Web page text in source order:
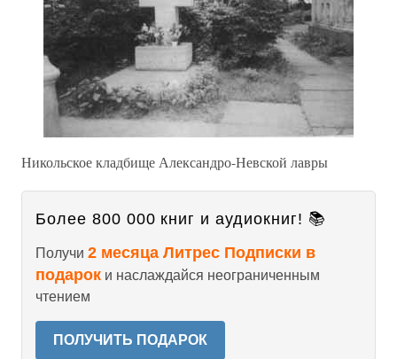
Никольское кладбище Александро-Невской лавры
Более 800 000 книг и аудиокниг! 📚
Получи 2 месяца Литрес Подписки в
подарок и наслаждайся неограниченным
чтением
ПОЛУЧИТЬ ПОДАРОК